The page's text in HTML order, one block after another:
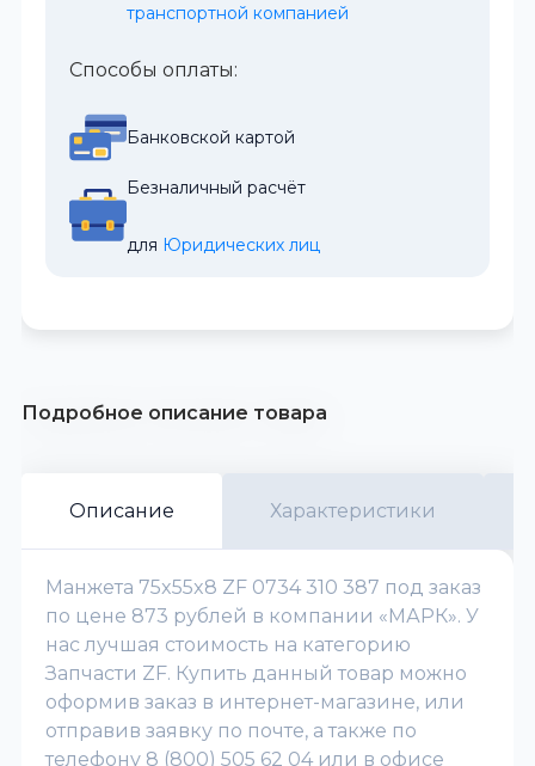
транспортной компанией
Способы оплаты:
Банковской картой
Безналичный расчёт
для Юридических лиц
Подробное описание товара
Описание Характеристики
Манжета 75x55x8 ZF 0734 310 387 под заказ
по цене 873 рублей в компании «МАРК». У
нас лучшая стоимость на категорию
Запчасти ZF. Купить данный товар можно
оформив заказ в интернет-магазине, или
отправив заявку по почте, а также по
телефону 8 (800) 505 62 04 или в офисе